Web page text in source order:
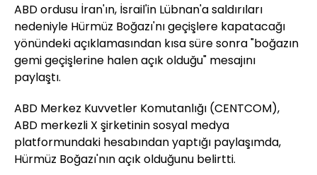
ABD ordusu İran'ın, İsrail'in Lübnan'a saldırıları
nedeniyle Hürmüz Boğazı'nı geçişlere kapatacağı
yönündeki açıklamasından kısa süre sonra "boğazın
gemi geçişlerine halen açık olduğu" mesajını
paylaştı.
ABD Merkez Kuvvetler Komutanlığı (CENTCOM),
ABD merkezli X şirketinin sosyal medya
platformundaki hesabından yaptığı paylaşımda,
Hürmüz Boğazı'nın açık olduğunu belirtti.